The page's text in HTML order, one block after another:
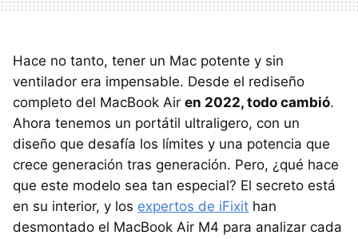
Hace no tanto, tener un Mac potente y sin
ventilador era impensable. Desde el rediseño
completo del MacBook Air en 2022, todo cambió.
Ahora tenemos un portátil ultraligero, con un
diseño que desafía los límites y una potencia que
crece generación tras generación. Pero, ¿qué hace
que este modelo sea tan especial? El secreto está
en su interior, y los expertos de iFixit han
desmontado el MacBook Air M4 para analizar cada